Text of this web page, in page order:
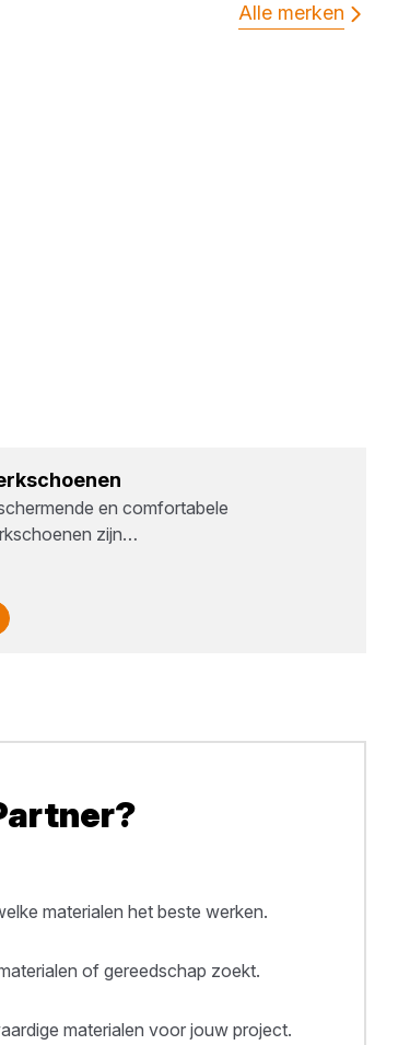
Alle merken
en comfortabele
zijn…
materialen het beste werken.
of gereedschap zoekt.
materialen voor jouw project.